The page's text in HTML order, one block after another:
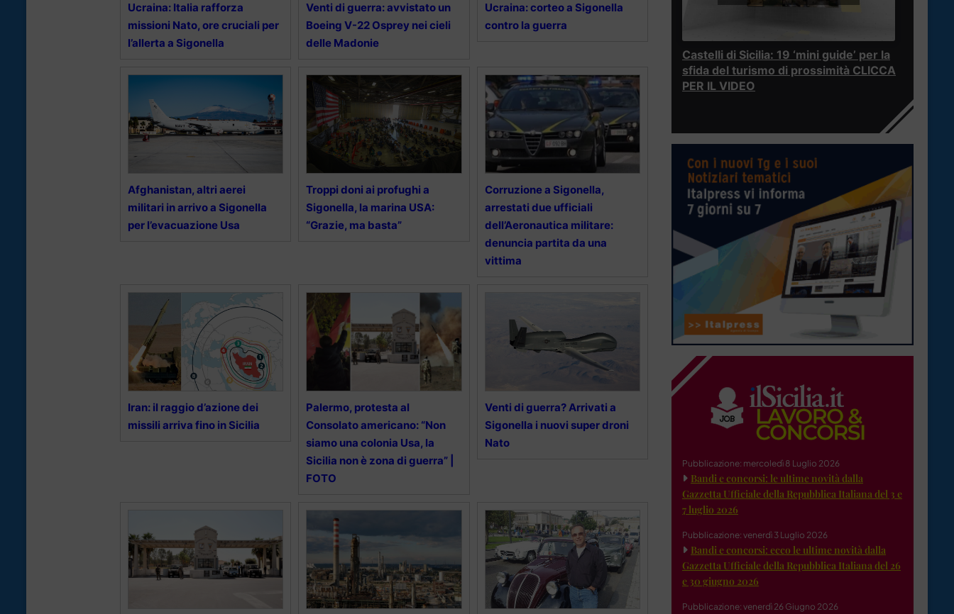
Ucraina: Italia rafforza
missioni Nato, ore cruciali per
l’allerta a Sigonella
Venti di guerra: avvistato un
Boeing V-22 Osprey nei cieli
delle Madonie
Ucraina: corteo a Sigonella
contro la guerra
Afghanistan, altri aerei
militari in arrivo a Sigonella
per l’evacuazione Usa
Troppi doni ai profughi a
Sigonella, la marina USA:
“Grazie, ma basta”
Corruzione a Sigonella,
arrestati due ufficiali
dell’Aeronautica militare:
denuncia partita da una
vittima
Iran: il raggio d’azione dei
missili arriva fino in Sicilia
Palermo, protesta al
Consolato americano: “Non
siamo una colonia Usa, la
Sicilia non è zona di guerra” |
FOTO
Venti di guerra? Arrivati a
Sigonella i nuovi super droni
Nato
Castelli di Sicilia: 19 ‘mini guide’ per la
sfida del turismo di prossimità CLICCA
PER IL VIDEO
Pubblicazione: mercoledì 8 Luglio 2026
Bandi e concorsi: le ultime novità dalla
Gazzetta Ufficiale della Repubblica Italiana del 3 e
7 luglio 2026
Pubblicazione: venerdì 3 Luglio 2026
Bandi e concorsi: ecco le ultime novità dalla
Gazzetta Ufficiale della Repubblica Italiana del 26
e 30 giugno 2026
Pubblicazione: venerdì 26 Giugno 2026